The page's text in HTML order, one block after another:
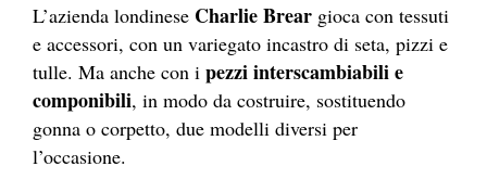
L’azienda londinese Charlie Brear gioca con tessuti
e accessori, con un variegato incastro di seta, pizzi e
tulle. Ma anche con i pezzi interscambiabili e
componibili, in modo da costruire, sostituendo
gonna o corpetto, due modelli diversi per
l’occasione.